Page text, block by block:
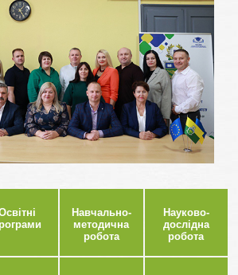
Навчально-
методична
робота
Науково-
дослідна
робота